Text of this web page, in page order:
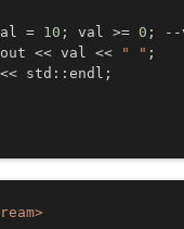
= 10 ; val >= 0 ; --
<< val << " " ;
<< std :: endl ;